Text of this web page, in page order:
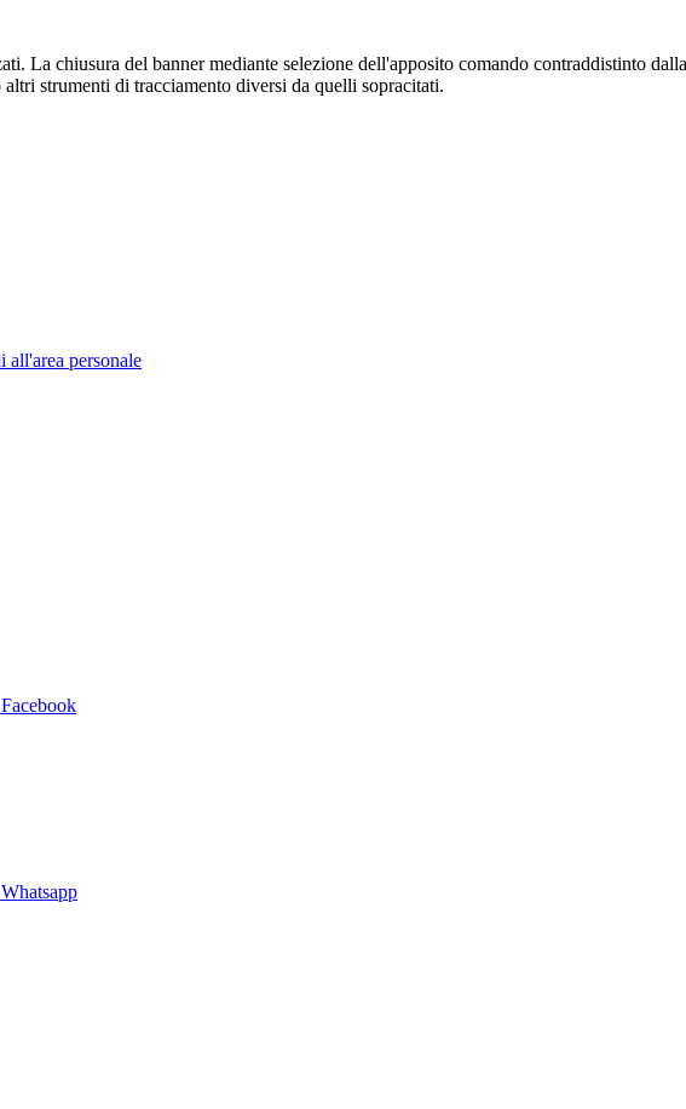
La chiusura del banner mediante selezione dell'apposito comando contraddistinto
strumenti di tracciamento diversi da quelli sopracitati.
all'area personale
Facebook
Whatsapp